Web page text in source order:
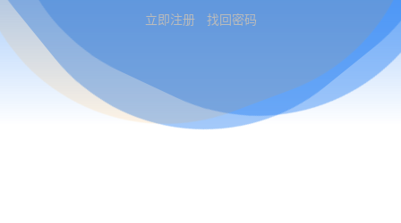
立即注册 找回密码